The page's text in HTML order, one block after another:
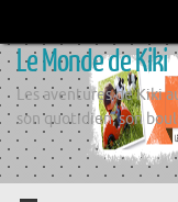
contenu
Le Monde de Kiki
Les aventures de Kiki
son quotidien, son